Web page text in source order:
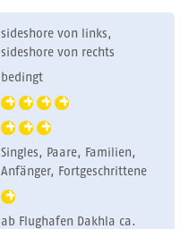
sideshore von links,
sideshore von rechts
bedingt
Singles, Paare, Familien,
Anfänger, Fortgeschrittene
ab Flughafen Dakhla ca.